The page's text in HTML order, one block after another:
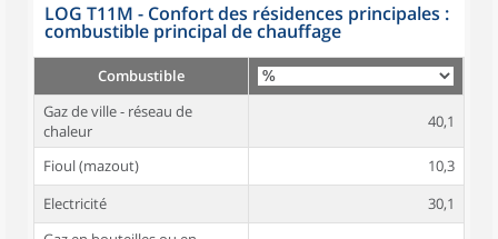
LOG T11M - Confort des résidences principales :
combustible principal de chauffage
Combustible
Gaz de ville - réseau de
chaleur
40,1
Fioul (mazout)
10,3
Electricité
30,1